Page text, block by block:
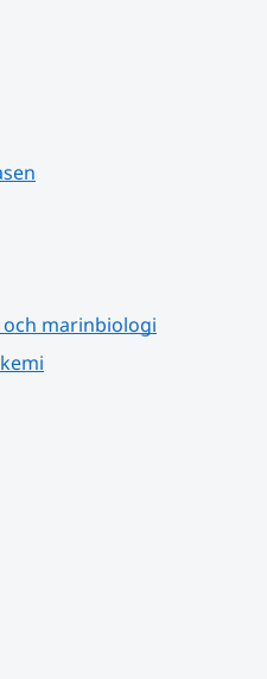
marinbiologi